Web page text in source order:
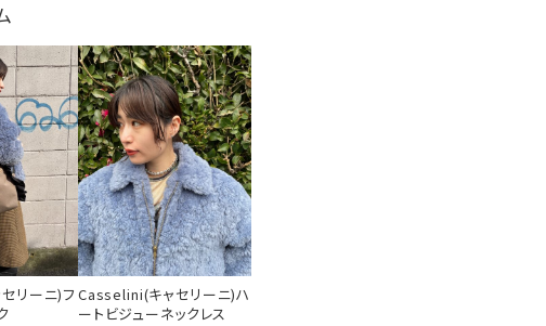
リーニ)フ Casselini(キャセリーニ)ハ
ートビジューネックレス